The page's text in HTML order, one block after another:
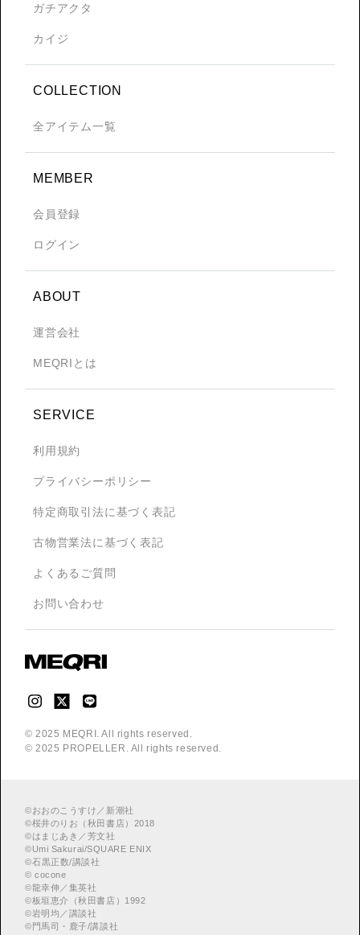
© 2025 MEQRI. All rights reserved.
© 2025 PROPELLER. All rights reserved.
ガチアクタ
カイジ
COLLECTION
全アイテム一覧
MEMBER
会員登録
ログイン
ABOUT
運営会社
MEQRIとは
SERVICE
利用規約
プライバシーポリシー
特定商取引法に基づく表記
古物営業法に基づく表記
よくあるご質問
お問い合わせ
©おおのこうすけ／新潮社
©桜井のりお（秋田書店）2018
©はまじあき／芳文社
©Umi Sakurai/SQUARE ENIX
©︎石黒正数/講談社
© cocone
©龍幸伸／集英社
©板垣恵介（秋田書店）1992
©岩明均／講談社
© 門馬司・鹿子/講談社